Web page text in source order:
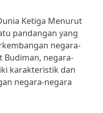
Ketiga Menurut
pandangan yang
negara-
Budiman, negara-
karakteristik dan
negara-negara